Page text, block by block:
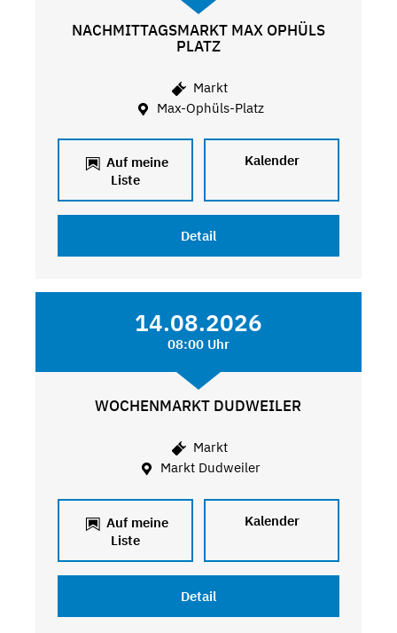
NACHMITTAGSMARKT MAX OPHÜLS
PLATZ
Markt
Max-Ophüls-Platz
Auf meine
Liste
Kalender
Detail
14.08.2026
08:00 Uhr
WOCHENMARKT DUDWEILER
Markt
Markt Dudweiler
Auf meine
Liste
Kalender
Detail